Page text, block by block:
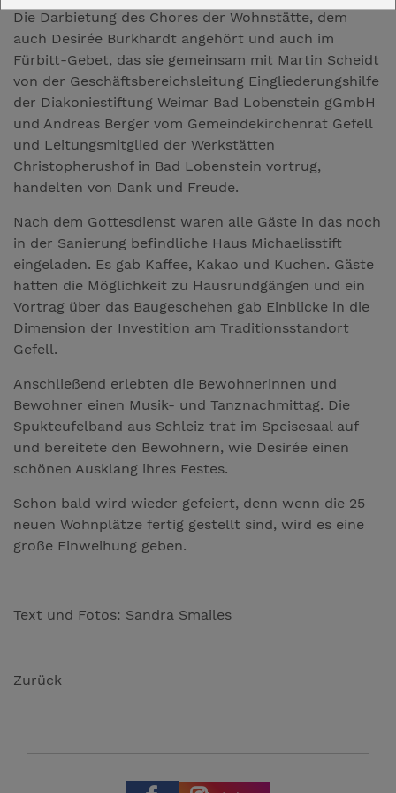
Die Darbietung des Chores der Wohnstätte, dem
auch Desirée Burkhardt angehört und auch im
Fürbitt-Gebet, das sie gemeinsam mit Martin Scheidt
von der Geschäftsbereichsleitung Eingliederungshilfe
der Diakoniestiftung Weimar Bad Lobenstein gGmbH
und Andreas Berger vom Gemeindekirchenrat Gefell
und Leitungsmitglied der Werkstätten
Christopherushof in Bad Lobenstein vortrug,
handelten von Dank und Freude.
Nach dem Gottesdienst waren alle Gäste in das noch
in der Sanierung befindliche Haus Michaelisstift
eingeladen. Es gab Kaffee, Kakao und Kuchen. Gäste
hatten die Möglichkeit zu Hausrundgängen und ein
Vortrag über das Baugeschehen gab Einblicke in die
Dimension der Investition am Traditionsstandort
Gefell.
Anschließend erlebten die Bewohnerinnen und
Bewohner einen Musik- und Tanznachmittag. Die
Spukteufelband aus Schleiz trat im Speisesaal auf
und bereitete den Bewohnern, wie Desirée einen
schönen Ausklang ihres Festes.
Schon bald wird wieder gefeiert, denn wenn die 25
neuen Wohnplätze fertig gestellt sind, wird es eine
große Einweihung geben.
Text und Fotos: Sandra Smailes
Zurück